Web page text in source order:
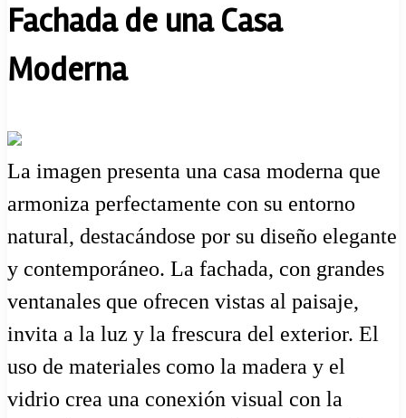
Fachada de una Casa
Moderna
La imagen presenta una casa moderna que
armoniza perfectamente con su entorno
natural, destacándose por su diseño elegante
y contemporáneo. La fachada, con grandes
ventanales que ofrecen vistas al paisaje,
invita a la luz y la frescura del exterior. El
uso de materiales como la madera y el
vidrio crea una conexión visual con la